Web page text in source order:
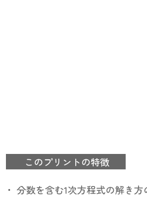
このプリントの特徴
・ 分数を含む1次方程式の解き方